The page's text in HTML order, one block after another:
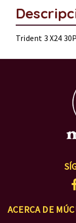
Trident 3 X24 30P
ACERCA DE